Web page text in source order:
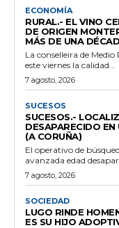
ECONOMÍA
RURAL.- EL VINO
DE ORIGEN
MÁS DE UNA
La conselleira de
este viernes la calidad...
7 agosto, 2026
SUCESOS
SUCESOS.-
DESAPARECIDO
(A CORUÑA)
El operativo de
avanzada edad
7 agosto, 2026
SOCIEDAD
LUGO RINDE
ES SU HIJO